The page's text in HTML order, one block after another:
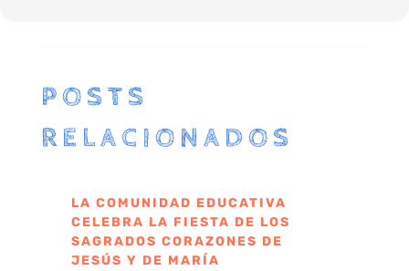
POSTS
RELACIONADOS
LA COMUNIDAD EDUCATIVA
CELEBRA LA FIESTA DE LOS
SAGRADOS CORAZONES DE
JESÚS Y DE MARÍA